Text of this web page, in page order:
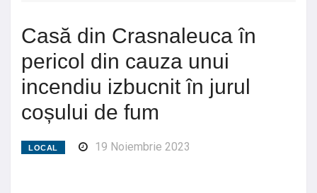
Casă din Crasnaleuca în
pericol din cauza unui
incendiu izbucnit în jurul
coșului de fum
LOCAL 19 Noiembrie 2023